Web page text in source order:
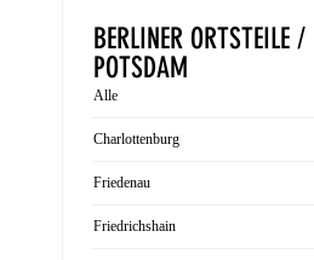
BERLINER ORTSTEILE /
POTSDAM
Alle
Charlottenburg
Friedenau
Friedrichshain